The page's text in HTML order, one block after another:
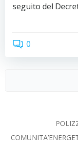
seguito del
0